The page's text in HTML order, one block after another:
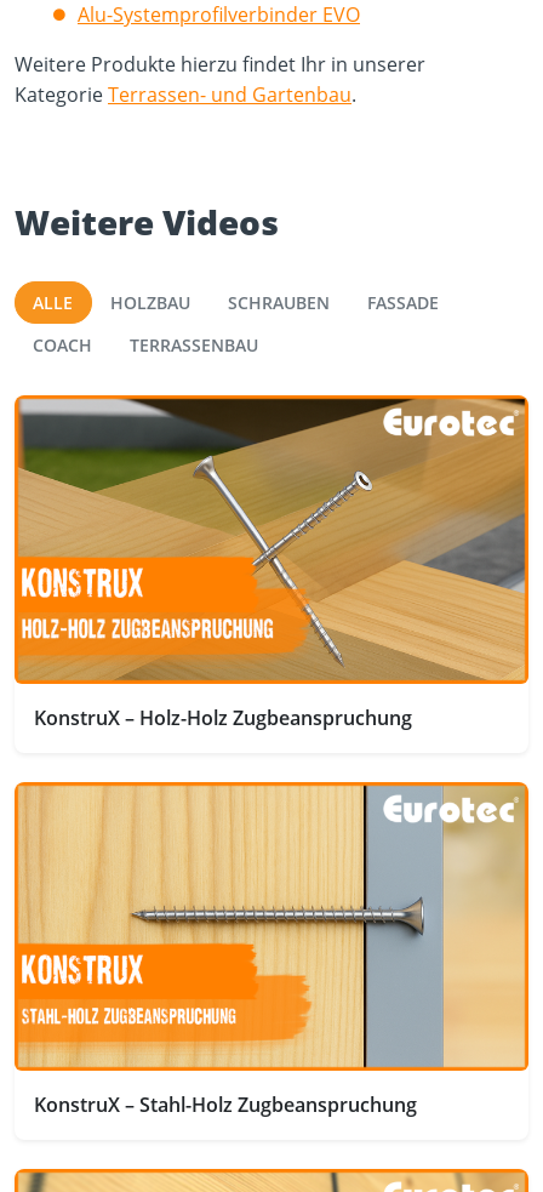
Alu-Systemprofilverbinder EVO
Weitere Produkte hierzu findet Ihr in unserer
KategorieTerrassen- und Gartenbau.
Weitere Videos
ALLE HOLZBAU SCHRAUBEN
FASSADE
COACH
TERRASSENBAU
KonstruX – Holz-Holz Zugbeanspruchung
KonstruX – Stahl-Holz Zugbeanspruchung